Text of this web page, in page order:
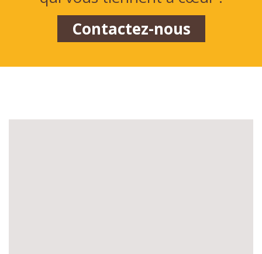
Contactez-nous